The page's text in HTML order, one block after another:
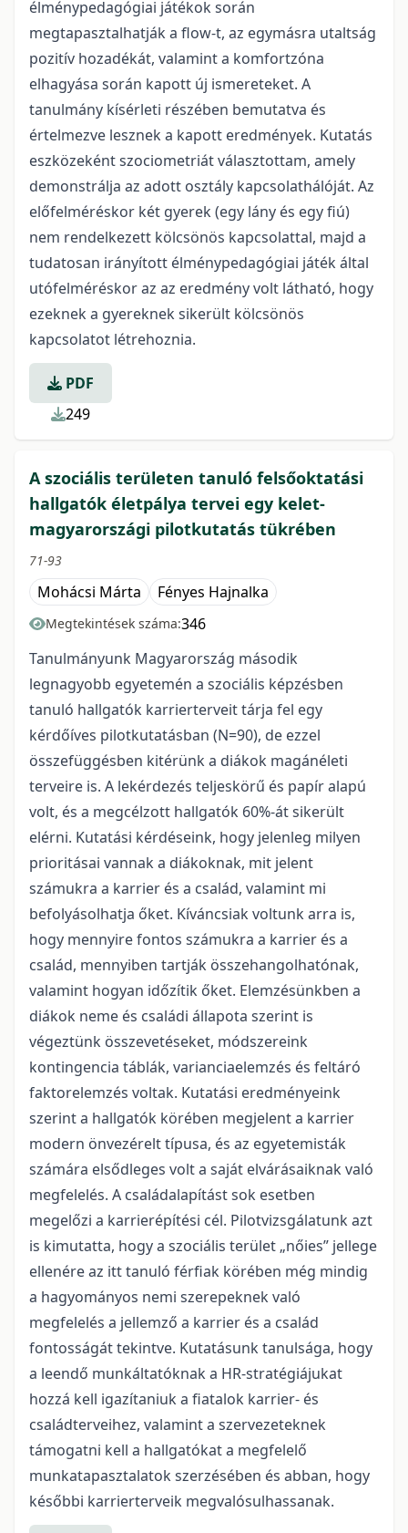
élménypedagógiai játékok során
megtapasztalhatják a flow-t, az egymásra utaltság
pozitív hozadékát, valamint a komfortzóna
elhagyása során kapott új isme­reteket. A
tanulmány kísérleti részében bemutatva és
értelmezve lesznek a kapott eredmények. Kutatás
eszközeként szociometriát választottam, amely
demonstrálja az adott osztály kapcsolathálóját. Az
előfelméréskor két gyerek (egy lány és egy fiú)
nem rendelkezett kölcsönös kapcsolattal, majd a
tudatosan irányított élménypedagógiai játék által
utófelméréskor az az eredmény volt látható, hogy
ezeknek a gyereknek sikerült kölcsönös
kapcsolatot létrehoznia.
PDF
249
A szociális területen tanuló felsőoktatási
hallgatók életpálya tervei egy kelet-
magyarországi pilotkutatás tükrében
71-93
Mohácsi Márta Fényes Hajnalka
Megtekintések száma:346
Tanulmányunk Magyarország második
legnagyobb egyetemén a szociális képzésben
tanuló hallgatók karrierterveit tárja fel egy
kérdőíves pilotkutatásban (N=90), de ezzel
összefüggésben kitérünk a diákok magánéleti
terveire is. A lekérdezés teljeskörű és papír alapú
volt, és a megcélzott hallgatók 60%-át sikerült
elérni. Kutatási kérdéseink, hogy jelenleg milyen
prioritásai vannak a diákoknak, mit jelent
számukra a karrier és a család, valamint mi
befolyásolhatja őket. Kíváncsiak voltunk arra is,
hogy mennyire fontos számukra a karrier és a
család, mennyiben tartják összehangolhatónak,
valamint hogyan időzítik őket. Elemzésünkben a
diákok neme és családi állapota szerint is
végeztünk összevetéseket, módszereink
kontingencia táblák, varianciaelemzés és feltáró
faktorelemzés voltak. Kutatási eredményeink
szerint a hallgatók körében megjelent a karrier
modern önvezérelt típusa, és az egyetemisták
számára elsődleges volt a saját elvárásaiknak való
megfelelés. A családalapítást sok esetben
megelőzi a karrierépítési cél. Pilotvizsgálatunk azt
is kimutatta, hogy a szociális terület „nőies” jellege
ellenére az itt tanuló férfiak körében még mindig
a hagyományos nemi szerepeknek való
megfelelés a jellemző a karrier és a család
fontosságát tekintve. Kutatásunk tanulsága, hogy
a leendő munkáltatóknak a HR-stratégiájukat
hozzá kell igazítaniuk a fiatalok karrier- és
családterveihez, valamint a szervezeteknek
támogatni kell a hallgatókat a megfelelő
munkatapasztalatok szerzésében és abban, hogy
későbbi karrierterveik megvalósulhassanak.